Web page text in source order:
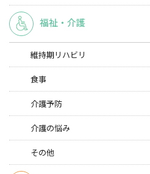
福祉・介護
維持期リハビリ
食事
介護予防
介護の悩み
その他